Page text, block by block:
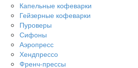
Капельные кофеварки
Гейзерные кофеварки
Пуроверы
Сифоны
Аэропресс
Хендпрессо
Френч-прессы